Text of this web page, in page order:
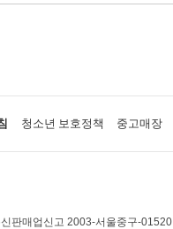
청소년 보호정책 중고매장
판매업신고 2003-서울중구-01520